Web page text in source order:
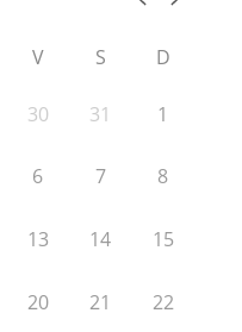
V S D
30 31 1
6 7 8
13 14 15
20 21 22